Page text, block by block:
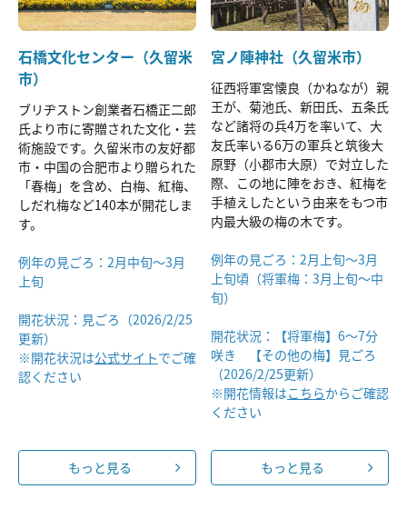
石橋文化センター（久留米
市）
ブリヂストン創業者石橋正二郎
氏より市に寄贈された文化・芸
術施設です。久留米市の友好都
市・中国の合肥市より贈られた
「春梅」を含め、白梅、紅梅、
しだれ梅など140本が開花しま
す。
例年の見ごろ：2月中旬～3月
上旬
開花状況：見ごろ（2026/2/25
更新）
※開花状況は公式サイトでご確
認ください
もっと見る
宮ノ陣神社（久留米市）
征西将軍宮懐良（かねなが）親
王が、菊池氏、新田氏、五条氏
など諸将の兵4万を率いて、大
友氏率いる6万の軍兵と筑後大
原野（小郡市大原）で対立した
際、この地に陣をおき、紅梅を
手植えしたという由来をもつ市
内最大級の梅の木です。
例年の見ごろ：2月上旬～3月
上旬頃（将軍梅：3月上旬～中
旬）
開花状況：【将軍梅】6～7分
咲き 【その他の梅】見ごろ
（2026/2/25更新）
※開花情報はこちらからご確認
ください
もっと見る